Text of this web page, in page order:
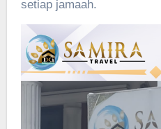
setiap jamaah.